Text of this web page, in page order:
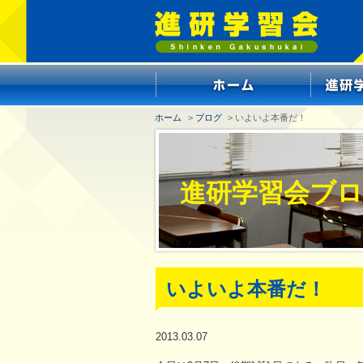
ホーム > ブログ > いよいよ本番だ！
進研学習会ブ
いよいよ本番だ！
2013.03.07